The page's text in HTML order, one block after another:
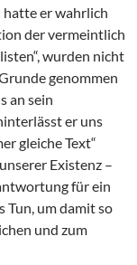
hatte er wahrlich
der vermeintlich
wurden nicht
genommen
an sein
er uns
gleiche Text“
Existenz –
für ein
Tun, um damit so
und zum